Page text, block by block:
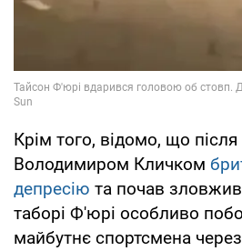
Крім того, відомо, що
Володимиром Кличком
депресію та почав
таборі Ф'юрі особливо
майбутнє спортсмена